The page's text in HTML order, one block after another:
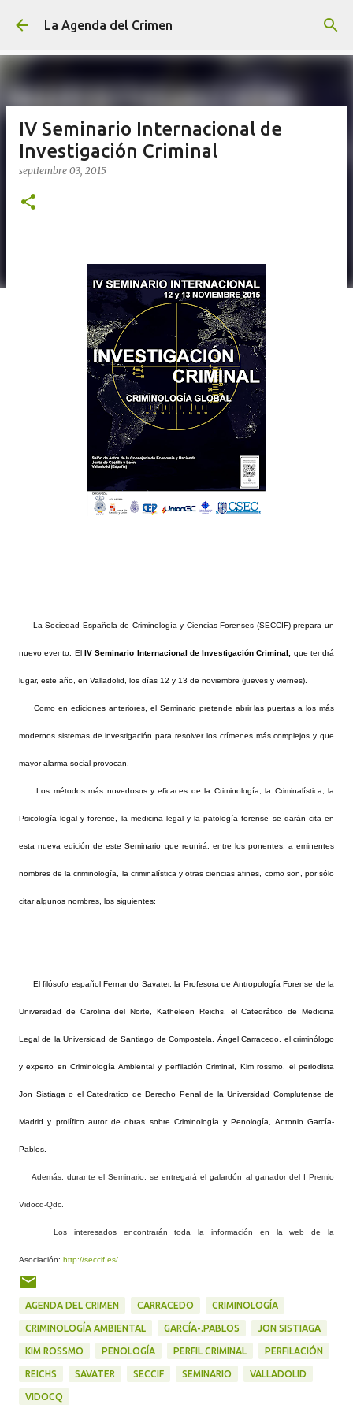
Ir al contenido principal
La Agenda del Crimen
IV Seminario Internacional de
Investigación Criminal
septiembre 03, 2015
La Sociedad Española de Criminología y Ciencias Forenses (SECCIF) prepara un
nuevo evento: El IV Seminario Internacional de Investigación Criminal, que tendrá
lugar, este año, en Valladolid, los días 12 y 13 de noviembre (jueves y viernes).
Como en ediciones anteriores, el Seminario pretende abrir las puertas a los más
modernos sistemas de investigación para resolver los crímenes más complejos y que
mayor alarma social provocan.
Los métodos más novedosos y eficaces de la Criminología, la Criminalística, la
Psicología legal y forense, la medicina legal y la patología forense se darán cita en
esta nueva edición de este Seminario que reunirá, entre los ponentes, a eminentes
nombres de la criminología, la criminalística y otras ciencias afines, como son, por sólo
citar algunos nombres, los siguientes:
El filósofo español Fernando Savater, la Profesora de Antropología Forense de la
Universidad de Carolina del Norte, Katheleen Reichs, el Catedrático de Medicina
Legal de la Universidad de Santiago de Compostela, Ángel Carracedo, el criminólogo
y experto en Criminología Ambiental y perfilación Criminal, Kim rossmo, el periodista
Jon Sistiaga o el Catedrático de Derecho Penal de la Universidad Complutense de
Madrid y prolífico autor de obras sobre Criminología y Penología, Antonio García-
Pablos.
Además, durante el Seminario, se entregará el galardón al ganador del I Premio
Vidocq-Qdc.
Los interesados encontrarán toda la información en la web de la
Asociación: http://seccif.es/
AGENDA DEL CRIMEN CARRACEDO CRIMINOLOGÍA
CRIMINOLOGÍA AMBIENTAL GARCÍA-.PABLOS JON SISTIAGA
KIM ROSSMO PENOLOGÍA PERFIL CRIMINAL PERFILACIÓN
REICHS SAVATER SECCIF SEMINARIO VALLADOLID
VIDOCQ